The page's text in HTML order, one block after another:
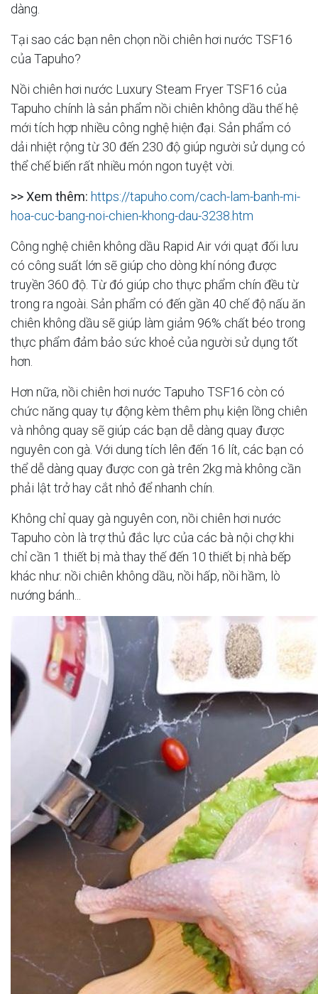
dàng.
Tại sao các bạn nên chọn nồi chiên hơi nước TSF16
của Tapuho?
Nồi chiên hơi nước Luxury Steam Fryer TSF16 của
Tapuho chính là sản phẩm nồi chiên không dầu thế hệ
mới tích hợp nhiều công nghệ hiện đại. Sản phẩm có
dải nhiệt rộng từ 30 đến 230 độ giúp người sử dụng có
thể chế biến rất nhiều món ngon tuyệt vời.
>> Xem thêm: https://tapuho.com/cach-lam-banh-mi-
hoa-cuc-bang-noi-chien-khong-dau-3238.htm
Công nghệ chiên không dầu Rapid Air với quạt đối lưu
có công suất lớn sẽ giúp cho dòng khí nóng được
truyền 360 độ. Từ đó giúp cho thực phẩm chín đều từ
trong ra ngoài. Sản phẩm có đến gần 40 chế độ nấu ăn
chiên không dầu sẽ giúp làm giảm 96% chất béo trong
thực phẩm đảm bảo sức khoẻ của người sử dụng tốt
hơn.
Hơn nữa, nồi chiên hơi nước Tapuho TSF16 còn có
chức năng quay tự động kèm thêm phụ kiện lồng chiên
và nhông quay sẽ giúp các bạn dễ dàng quay được
nguyên con gà. Với dung tích lên đến 16 lít, các bạn có
thể dễ dàng quay được con gà trên 2kg mà không cần
phải lật trở hay cắt nhỏ để nhanh chín.
Không chỉ quay gà nguyên con, nồi chiên hơi nước
Tapuho còn là trợ thủ đắc lực của các bà nội chợ khi
chỉ cần 1 thiết bị mà thay thế đến 10 thiết bị nhà bếp
khác như: nồi chiên không dầu, nồi hấp, nồi hầm, lò
nướng bánh...